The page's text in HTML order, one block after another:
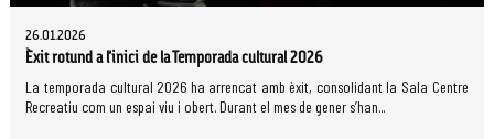
26.01.2026
Èxit rotund a l'inici de la Temporada cultural 2026
La temporada cultural 2026 ha arrencat amb èxit, consolidant la Sala Centre
Recreatiu com un espai viu i obert. Durant el mes de gener s’han...